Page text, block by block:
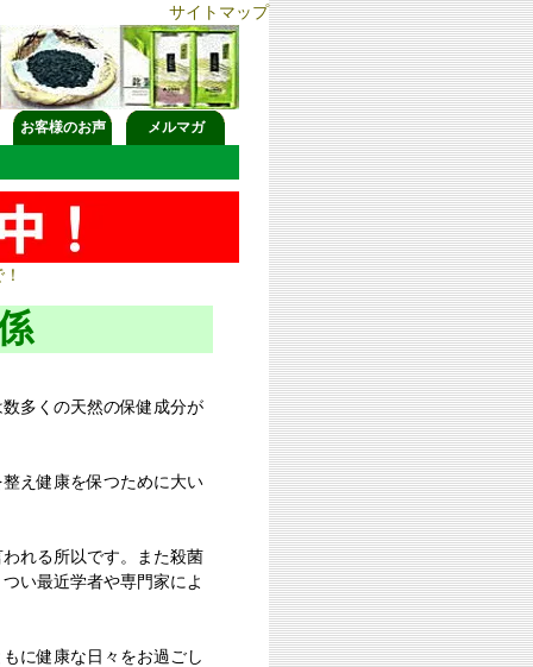
サイトマップ
お客様のお声 メルマガ
多くの天然の保健成分が
え健康を保つために大い
れる所以です。また殺菌
い最近学者や専門家によ
に健康な日々をお過ごし